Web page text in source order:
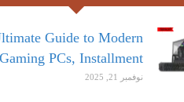
Guide to Modern
Gaming PCs, Installment…
نوفمبر 21, 2025